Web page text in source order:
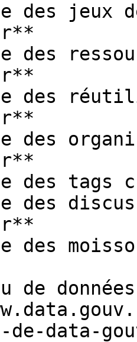
jeux
des
des tags
de
de-data-